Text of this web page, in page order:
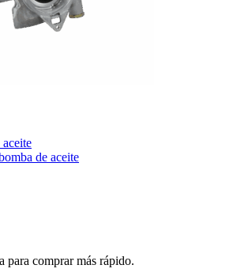
de aceite
para comprar más rápido.